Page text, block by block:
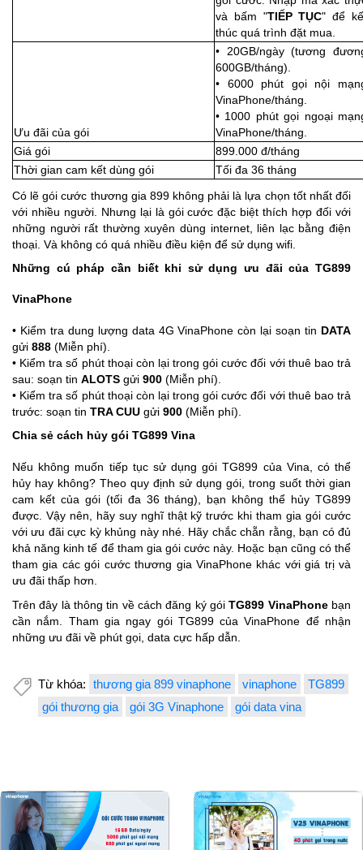
và bấm "TIẾP TỤC" để
thúc quá trình đặt mua.
Ưu đãi của gói
• 20GB/ngày (tương
600GB/tháng).
• 6000 phút gọi nội
VinaPhone/tháng.
• 1000 phút gọi ngoại
VinaPhone/tháng.
Giá gói
899.000 đ/tháng
Thời gian cam kết dùng gói
Tối đa 36 tháng
Có lẽ gói cước thương gia 899 không phải là lựa chọn tốt nhất đối
với nhiều người. Nhưng lại là gói cước đặc biệt thích hợp đối với
những người rất thường xuyên dùng internet, liên lạc bằng điện
thoại. Và không có quá nhiều điều kiện để sử dụng wifi.
Những cú pháp cần biết khi sử dụng ưu đãi của TG899
VinaPhone
• Kiểm tra dung lượng data 4G VinaPhone còn lại soạn tin DATA
gửi 888 (Miễn phí).
• Kiểm tra số phút thoại còn lại trong gói cước đối với thuê bao trả
sau: soạn tin ALOTS gửi 900 (Miễn phí).
• Kiểm tra số phút thoại còn lại trong gói cước đối với thuê bao trả
trước: soạn tin TRA CUU gửi 900 (Miễn phí).
Chia sẻ cách hủy gói TG899 Vina
Nếu không muốn tiếp tục sử dụng gói TG899 của Vina, có thể
hủy hay không? Theo quy định sử dụng gói, trong suốt thời gian
cam kết của gói (tối đa 36 tháng), bạn không thể hủy TG899
được. Vậy nên, hãy suy nghĩ thật kỹ trước khi tham gia gói cước
với ưu đãi cực kỳ khủng này nhé. Hãy chắc chẵn rằng, bạn có đủ
khả năng kinh tế để tham gia gói cước này. Hoặc bạn cũng có thể
tham gia các gói cước thương gia VinaPhone khác với giá trị và
ưu đãi thấp hơn.
Trên đây là thông tin về cách đăng ký góiTG899 VinaPhonebạn
cần nắm. Tham gia ngay gói TG899 của VinaPhone để nhận
những ưu đãi về phút gọi, data cực hấp dẫn.
Từ khóa: thương gia 899 vinaphone vinaphone
TG899
gói thương gia
gói 3G Vinaphone gói data vina